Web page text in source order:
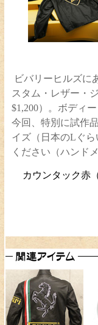
ビバリーヒルズに
スタム・レザー・
$1,200）。ボディ
今回、特別に試作
イズ（日本のLぐ
ください（ハンド
カウンタック赤